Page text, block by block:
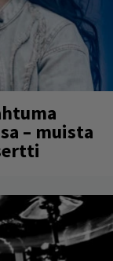
– muista